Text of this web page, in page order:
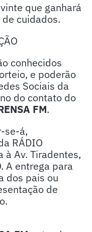
que ganhará
cuidados.
conhecidos
e poderão
Sociais da
do contato do
FM.
se-á,
RÁDIO
à Av. Tiradentes,
A entrega para
dos pais ou
de